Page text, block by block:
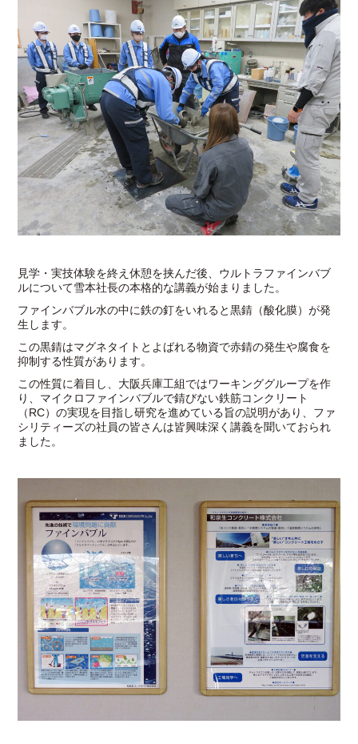
見学・実技体験を終え休憩を挟んだ後、ウルトラファインバブ
ルについて雪本社長の本格的な講義が始まりました。
ファインバブル水の中に鉄の釘をいれると黒錆（酸化膜）が発
生します。
この黒錆はマグネタイトとよばれる物資で赤錆の発生や腐食を
抑制する性質があります。
この性質に着目し、大阪兵庫工組ではワーキンググループを作
り、マイクロファインバブルで錆びない鉄筋コンクリート
（RC）の実現を目指し研究を進めている旨の説明があり、ファ
シリティーズの社員の皆さんは皆興味深く講義を聞いておられ
ました。